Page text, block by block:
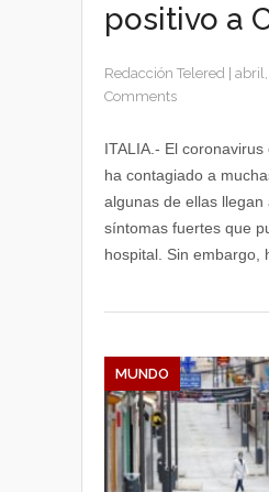
positivo a
Redacción Telered
Comments
ITALIA.- El
ha contagiado a
algunas de ellas llegan
síntomas fuertes que
hospital. Sin embargo,
MUNDO